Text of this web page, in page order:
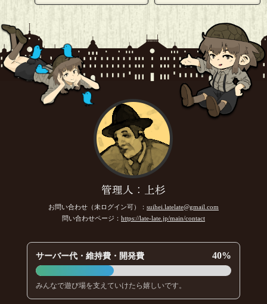
管理人：上杉
お問い合わせ（未ログイン可）： suihei.latelate@gmail.com
問い合わせページ： https://late-late.jp/main/contact
サーバー代・維持費・開発費 40%
みんなで遊び場を支えていけたら嬉しいです。